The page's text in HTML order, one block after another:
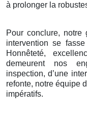
à prolonger la
Pour conclure, notre
intervention se
Honnêteté,
demeurent nos
inspection, d’une
refonte, notre équipe
impératifs.